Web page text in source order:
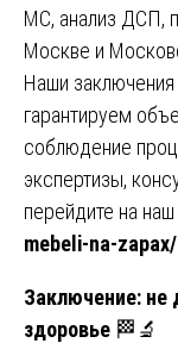
МС, анализ ДСП,
Москве и
Наши
гарантируем
соблюдение
экспертизы,
перейдите на наш
mebeli-na-zapax/
Заключение:
здоровье 🏁🔬